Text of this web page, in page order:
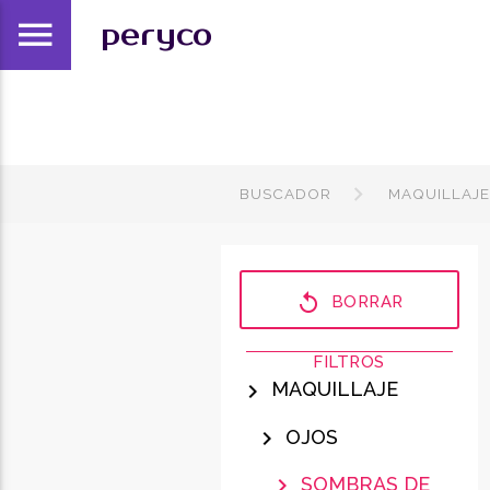
menu peryco
BUSCADOR MAQUILLAJE
replay BORRAR
FILTROS
chevron_right MAQUILLAJE
chevron_right OJOS
SOMBRAS DE